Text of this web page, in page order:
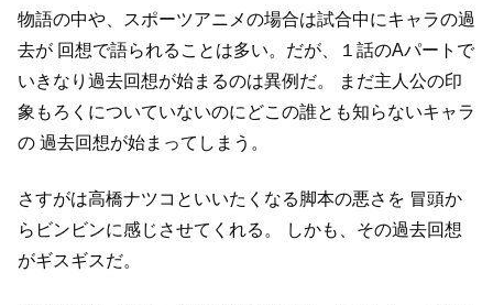
物語の中や、スポーツアニメの場合は試合中にキャラの過
去が 回想で語られることは多い。だが、１話のAパートで
いきなり過去回想が始まるのは異例だ。
まだ主人公の印
象もろくについていないのにどこの誰とも知らないキャラ
の 過去回想が始まってしまう。
さすがは高橋ナツコといいたくなる脚本の悪さを 冒頭か
らビンビンに感じさせてくれる。
しかも、その過去回想
がギスギスだ。